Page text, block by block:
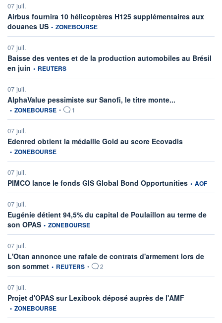
07 juil.
Airbus fournira 10 hélicoptères H125 supplémentaires aux
douanes USinformation fournie par
• ZONEBOURSE
07 juil.
Baisse des ventes et de la production automobiles au Brésil
en juin information fournie par
• REUTERS
07 juil.
AlphaValue pessimiste sur Sanofi, le titre monte...
• ZONEBOURSE • 1
07 juil.
Edenred obtient la médaille Gold au score Ecovadis
• ZONEBOURSE
07 juil.
PIMCO lance le fonds GIS Global Bond Opportunities information
• AOF
07 juil.
Eugénie détient 94,5% du capital de Poulaillon au terme de
son OPASinformation fournie par
• ZONEBOURSE
07 juil.
L'Otan annonce une rafale de contrats d'armement lors de
son sommetinformation fournie par
• REUTERS • 2
07 juil.
Projet d'OPAS sur Lexibook déposé auprès de l'AMFinformation
• ZONEBOURSE